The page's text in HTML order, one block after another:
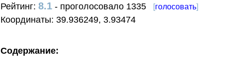
Рейтинг: 8.1- проголосовало 1335 [голосовать]
Координаты: 39.936249, 3.93474
Содержание: